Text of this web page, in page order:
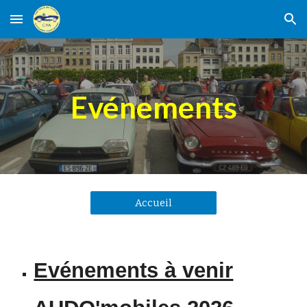
Skip to main content Skip to navigation
Evénements
Accueil
Evénements à venir